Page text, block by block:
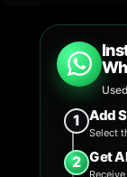
1 Add
Select
2 Get